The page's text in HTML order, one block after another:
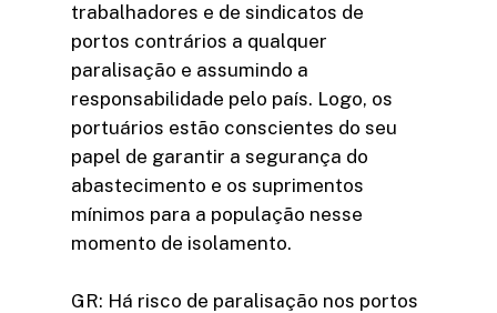
trabalhadores e de sindicatos de
portos contrários a qualquer
paralisação e assumindo a
responsabilidade pelo país. Logo, os
portuários estão conscientes do seu
papel de garantir a segurança do
abastecimento e os suprimentos
mínimos para a população nesse
momento de isolamento.
GR: Há risco de paralisação nos portos